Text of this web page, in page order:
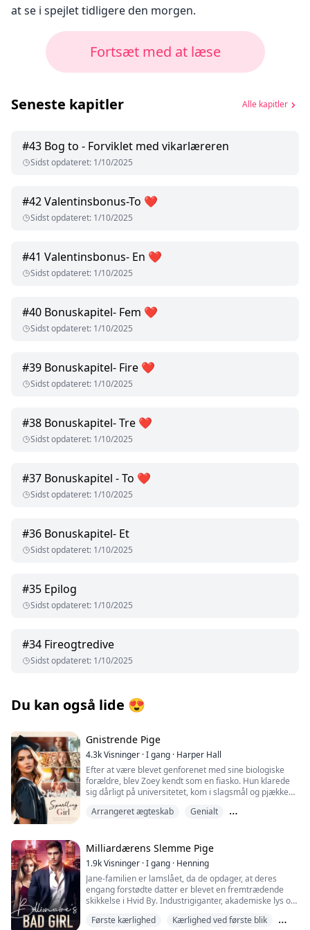
at se i spejlet tidligere den morgen.
Fortsæt med at læse
Seneste kapitler Alle kapitler
#43 Bog to - Forviklet med vikarlæreren
Sidst opdateret: 1/10/2025
#42Valentinsbonus-To ❤️
Sidst opdateret: 1/10/2025
#41 Valentinsbonus- En ❤️
Sidst opdateret: 1/10/2025
#40 Bonuskapitel- Fem ❤️
Sidst opdateret: 1/10/2025
#39 Bonuskapitel- Fire ❤️
Sidst opdateret: 1/10/2025
#38 Bonuskapitel- Tre ❤️
Sidst opdateret: 1/10/2025
#37 Bonuskapitel - To ❤️
Sidst opdateret: 1/10/2025
#36 Bonuskapitel- Et
Sidst opdateret: 1/10/2025
#35 Epilog
Sidst opdateret: 1/10/2025
#34 Fireogtredive
Sidst opdateret: 1/10/2025
Du kan også lide 😍
Gnistrende Pige
4.3kVisninger ·I gang · Harper Hall
Efter at være blevet genforenet med sine biologiske
forældre, blev Zoey kendt som en fiasko. Hun klarede
sig dårligt på universitetet, kom i slagsmål og pjækkede
med familien Scott aflyst på grund af hendes kaotiske
blev en anerkendt videnskabsmand. Hun var national
skakmester, et geni inden for investeringer, en legende
inden for kampsport... Efterhånden som disse
uomtvistelige præstationer blev afsløret én efter én,
var der utallige mennesker, der forfulgte hende.
I mellemtiden gik Mr. Phillips, forretningslegenden, der
engang behandlede hende med foragt, i panik: Det er
min kone! Flyt jer!
Arrangeret ægteskab
Genialt
Milliardærens Slemme Pige
1.9kVisninger ·I gang · Henning
Jane-familien er lamslået, da de opdager, at deres
engang forstødte datter er blevet en fremtrædende
skikkelse i Hvid By. Industrigiganter, akademiske lys og
Hendes eks, som havde forladt hende for sin
Første kærlighed
Kærlighed ved første blik